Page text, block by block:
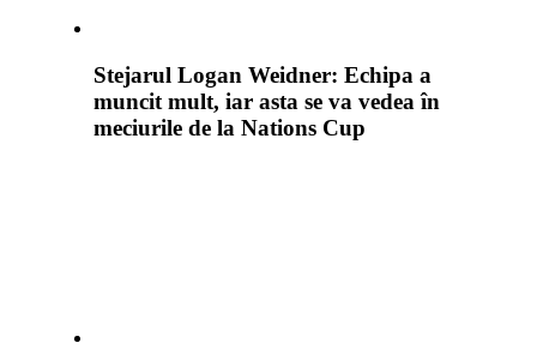
Stejarul Logan Weidner: Echipa a
muncit mult, iar asta se va vedea în
meciurile de la Nations Cup